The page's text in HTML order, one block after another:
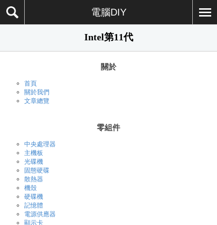
電腦DIY
Intel第11代
關於
首頁
關於我們
文章總覽
零組件
中央處理器
主機板
光碟機
固態硬碟
散熱器
機殼
硬碟機
記憶體
電源供應器
顯示卡